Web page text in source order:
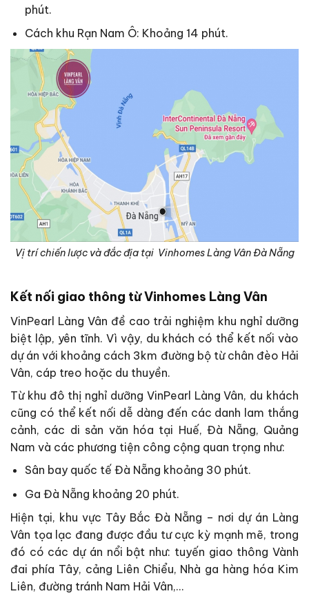
phút.
Cách khu Rạn Nam Ô: Khoảng 14 phút.
Vị trí chiến lược và đắc địa tại Vinhomes Làng Vân Đà Nẵng
Kết nối giao thông từ Vinhomes Làng Vân
VinPearl Làng Vân đề cao trải nghiệm khu nghỉ dưỡng
biệt lập, yên tĩnh. Vì vậy, du khách có thể kết nối vào
dự án với khoảng cách 3km đường bộ từ chân đèo Hải
Vân, cáp treo hoặc du thuyền.
Từ khu đô thị nghỉ dưỡng VinPearl Làng Vân, du khách
cũng có thể kết nối dễ dàng đến các danh lam thắng
cảnh, các di sản văn hóa tại Huế, Đà Nẵng, Quảng
Nam và các phương tiện công cộng quan trọng như:
Sân bay quốc tế Đà Nẵng khoảng 30 phút.
Ga Đà Nẵng khoảng 20 phút.
Hiện tại, khu vực Tây Bắc Đà Nẵng – nơi dự án Làng
Vân tọa lạc đang được đầu tư cực kỳ mạnh mẽ, trong
đó có các dự án nổi bật như: tuyến giao thông Vành
đai phía Tây, cảng Liên Chiểu, Nhà ga hàng hóa Kim
Liên, đường tránh Nam Hải Vân,…